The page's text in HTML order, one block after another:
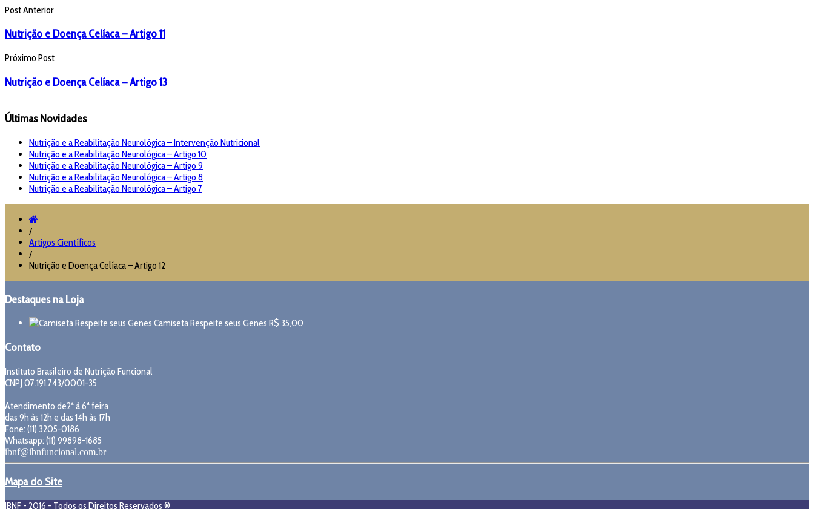
Post Anterior
Nutrição e Doença Celíaca – Artigo 11
Próximo Post
Nutrição e Doença Celíaca – Artigo 13
Últimas Novidades
Nutrição e a Reabilitação Neurológica – Intervenção Nutricional
Nutrição e a Reabilitação Neurológica – Artigo 10
Nutrição e a Reabilitação Neurológica – Artigo 9
Nutrição e a Reabilitação Neurológica – Artigo 8
Nutrição e a Reabilitação Neurológica – Artigo 7
/
Artigos Científicos
/
Nutrição e Doença Celíaca – Artigo 12
Destaques na Loja
Camiseta Respeite seus Genes R$ 35,00
Contato
Instituto Brasileiro de Nutrição Funcional
CNPJ 07.191.743/0001-35
Atendimento de2ª à 6ª feira
das 9h às 12h e das 14h às 17h
Fone: (11) 3205-0186
Whatsapp: (11) 99898-1685
ibnf@ibnfuncional.com.br
Mapa do Site
IBNF - 2016 - Todos os Direitos Reservados ®